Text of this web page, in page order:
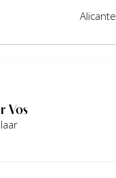
Alicante
Vos